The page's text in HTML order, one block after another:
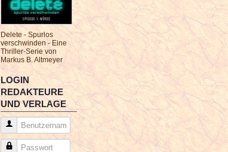
Delete - Spurlos
verschwinden - Eine
Thriller-Serie von
Markus B. Altmeyer
LOGIN
REDAKTEURE
UND VERLAGE
Benutzername
Passwort